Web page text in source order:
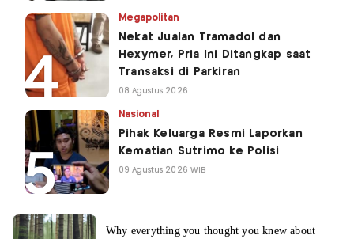
Megapolitan
Nekat Jualan Tramadol dan
Hexymer, Pria Ini Ditangkap saat
Transaksi di Parkiran
08 Agustus 2026
Nasional
Pihak Keluarga Resmi Laporkan
Kematian Sutrimo ke Polisi
09 Agustus 2026 WIB